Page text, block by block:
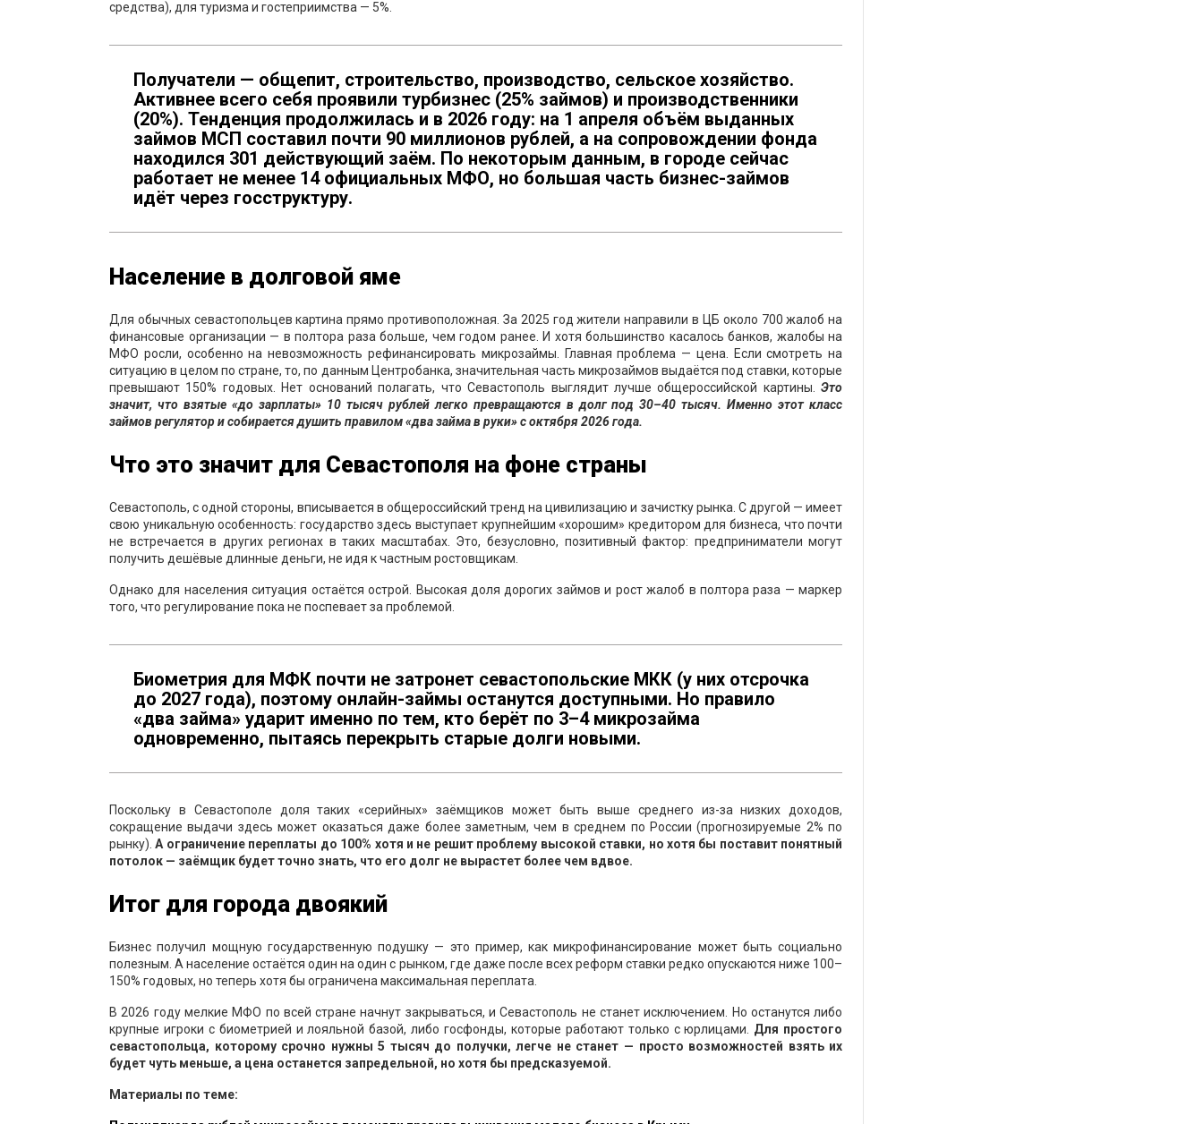
средства), для туризма и гостеприимства — 5%.
Получатели — общепит, строительство, производство, сельское хозяйство.
Активнее всего себя проявили турбизнес (25% займов) и производственники
(20%). Тенденция продолжилась и в 2026 году: на 1 апреля объём выданных
займов МСП составил почти 90 миллионов рублей, а на сопровождении фонда
находился 301 действующий заём. По некоторым данным, в городе сейчас
работает не менее 14 официальных МФО, но большая часть бизнес-займов
идёт через госструктуру.
Население в долговой яме
Для обычных севастопольцев картина прямо противоположная. За 2025 год жители направили в ЦБ около 700 жалоб на
финансовые организации — в полтора раза больше, чем годом ранее. И хотя большинство касалось банков, жалобы на
МФО росли, особенно на невозможность рефинансировать микрозаймы. Главная проблема — цена. Если смотреть на
ситуацию в целом по стране, то, по данным Центробанка, значительная часть микрозаймов выдаётся под ставки, которые
превышают 150% годовых. Нет оснований полагать, что Севастополь выглядит лучше общероссийской картины.Это
значит, что взятые «до зарплаты» 10 тысяч рублей легко превращаются в долг под 30–40 тысяч. Именно этот класс
займов регулятор и собирается душить правилом «два займа в руки» с октября 2026 года.
Что это значит для Севастополя на фоне страны
Севастополь, с одной стороны, вписывается в общероссийский тренд на цивилизацию и зачистку рынка. С другой — имеет
свою уникальную особенность: государство здесь выступает крупнейшим «хорошим» кредитором для бизнеса, что почти
не встречается в других регионах в таких масштабах. Это, безусловно, позитивный фактор: предприниматели могут
получить дешёвые длинные деньги, не идя к частным ростовщикам.
Однако для населения ситуация остаётся острой. Высокая доля дорогих займов и рост жалоб в полтора раза — маркер
того, что регулирование пока не поспевает за проблемой.
Биометрия для МФК почти не затронет севастопольские МКК (у них отсрочка
до 2027 года), поэтому онлайн-займы останутся доступными. Но правило
«два займа» ударит именно по тем, кто берёт по 3–4 микрозайма
одновременно, пытаясь перекрыть старые долги новыми.
Поскольку в Севастополе доля таких «серийных» заёмщиков может быть выше среднего из-за низких доходов,
сокращение выдачи здесь может оказаться даже более заметным, чем в среднем по России (прогнозируемые 2% по
рынку).А ограничение переплаты до 100% хотя и не решит проблему высокой ставки, но хотя бы поставит понятный
потолок — заёмщик будет точно знать, что его долг не вырастет более чем вдвое.
Итог для города двоякий
Бизнес получил мощную государственную подушку — это пример, как микрофинансирование может быть социально
полезным. А население остаётся один на один с рынком, где даже после всех реформ ставки редко опускаются ниже 100–
150% годовых, но теперь хотя бы ограничена максимальная переплата.
В 2026 году мелкие МФО по всей стране начнут закрываться, и Севастополь не станет исключением. Но останутся либо
крупные игроки с биометрией и лояльной базой, либо госфонды, которые работают только с юрлицами. Для простого
севастопольца, которому срочно нужны 5 тысяч до получки, легче не станет — просто возможностей взять их
будет чуть меньше, а цена останется запредельной, но хотя бы предсказуемой.
Материалы по теме: